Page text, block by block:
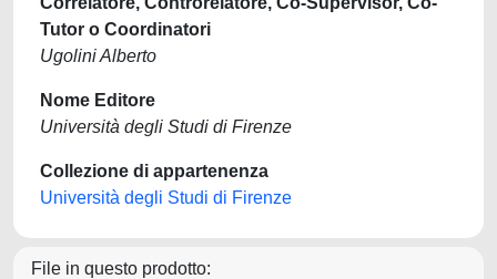
Tutor o Coordinatori
Ugolini Alberto
Nome Editore
Università degli Studi di Firenze
Collezione di appartenenza
Università degli Studi di Firenze
File in questo prodotto: